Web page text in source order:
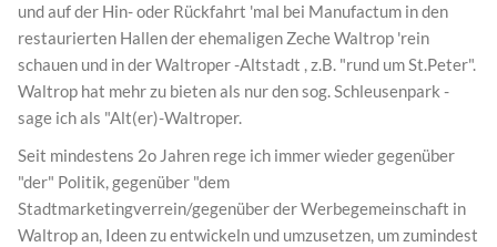
und auf der Hin- oder Rückfahrt 'mal bei Manufactum in den
restaurierten Hallen der ehemaligen Zeche Waltrop 'rein
schauen und in der Waltroper -Altstadt , z.B. "rund um St.Peter".
Waltrop hat mehr zu bieten als nur den sog. Schleusenpark -
sage ich als "Alt(er)-Waltroper.
Seit mindestens 2o Jahren rege ich immer wieder gegenüber
"der" Politik, gegenüber "dem
Stadtmarketingverrein/gegenüber der Werbegemeinschaft in
Waltrop an, Ideen zu entwickeln und umzusetzen, um zumindest